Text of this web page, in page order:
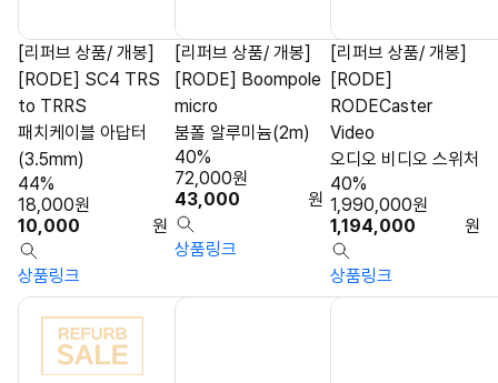
[리퍼브 상품/ 개봉]
[RODE] SC4 TRS
to TRRS
패치케이블 아답터
(3.5mm)
10,000 원
18,000원
44%
상품링크
[리퍼브 상품/ 개봉]
[RODE] Boompole
micro
붐폴 알루미늄(2m)
43,000 원
72,000원
40%
상품링크
[리퍼브 상품/ 개봉]
[RODE]
RODECaster
Video
오디오 비디오 스위처
1,194,000 원
1,990,000원
40%
상품링크